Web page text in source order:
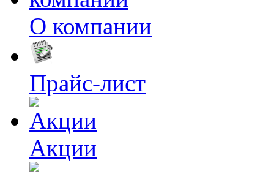
О компании
Прайс-лист
Акции